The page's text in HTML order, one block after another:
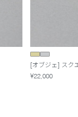
[オブジェ] スク
¥22,000